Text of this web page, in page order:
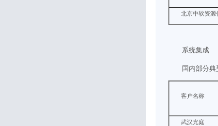
北京中软资源
系统集成
国内部分
客户名称
武汉光庭